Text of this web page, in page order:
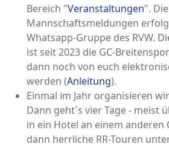
Bereich "Veranstaltungen".
Mannschaftsmeldungen
Whatsapp-Gruppe des RVW.
ist seit 2023 die GC-
dann noch von euch
werden (Anleitung).
Einmal im Jahr organisieren
Dann geht´s vier Tage - meist
in ein Hotel an einem
dann herrliche RR-Touren